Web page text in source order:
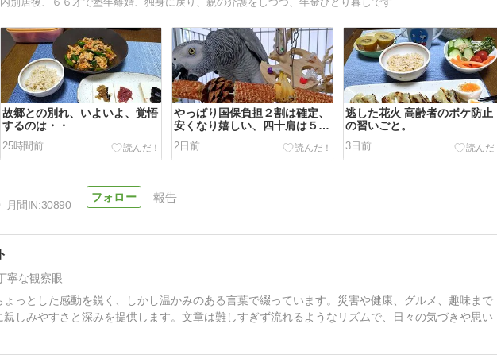
故郷との別れ、いよいよ、覚悟
するのは・・
25時間前
やっぱり国保負担２割は確定、
安くなり嬉しい、四十肩は５ヵ
2日前
逃した花火 高齢者のボケ防止
の習いごと。
3日前
月間IN:30890
報告
寧な観察眼
っとした感動を鋭く、しかし温かみのある言葉で綴っています。災害や健康、グルメ、趣味まで
しみやすさと深みを提供します。文章は難しすぎず流れるようなリズムで、日々の気づきや思い